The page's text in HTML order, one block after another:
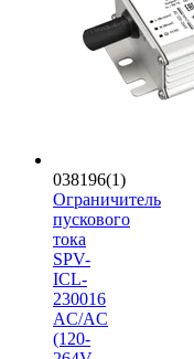
038196(1)
Ограничитель
пускового
тока
SPV-
ICL-
230016
AC/AC
(120-